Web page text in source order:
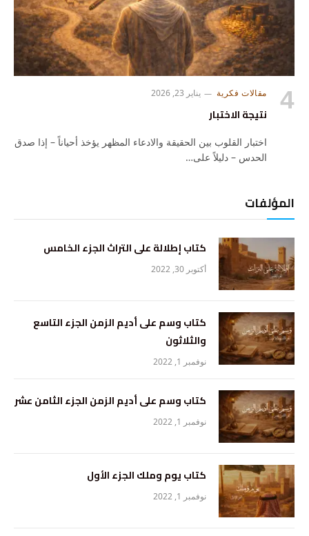
مقالات فكرية يناير 23, 2026
نتيجة الاختبار
اختبار القلوب بين الحقيقة والادعاء المظهر يؤخذ أحياناً – إذا صدق
الحدس – دليلاً على…
المؤلفات
كتاب إطلالة على التراث الجزء الخامس
أكتوبر 30, 2022
كتاب وسم على أديم الزمن الجزء التاسع
والثلاثون
نوفمبر 1, 2022
كتاب وسم على أديم الزمن الجزء الثامن عشر
نوفمبر 1, 2022
كتاب يوم وملك الجزء الأول
نوفمبر 1, 2022